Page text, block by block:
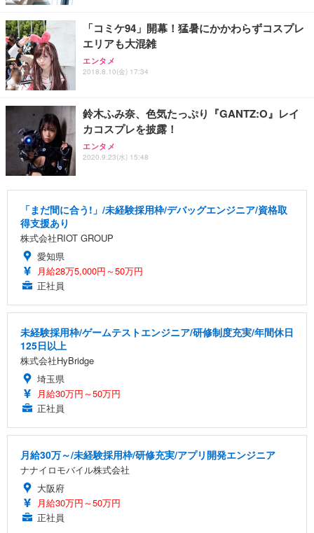
「コミケ94」開幕！猛暑にかかわらずコスプレ
エリアも大混雑
エンタメ
2018.8.10(金) 17:34
鈴木ふみ奈、色気たっぷり『GANTZ:O』レイ
カコスプレを披露！
エンタメ
2020.9.23(水) 15:48
「まだ間に合う!」/未経験採用枠/デバッグエンジニア/資格取
得支援あり
株式会社RIOT GROUP
愛知県
月給28万5,000円～50万円
正社員
未経験採用枠/ゲームテストエンジニア/研修制度充実/年間休日
125日以上
株式会社HyBridge
埼玉県
月給30万円～50万円
正社員
月給30万～/未経験採用枠/研修充実/アプリ開発エンジニア
ナナイロモバイル株式会社
大阪府
月給30万円～50万円
正社員